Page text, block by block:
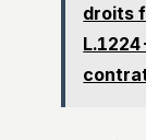
droits